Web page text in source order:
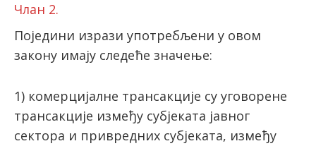
Члан 2.
Поједини изрази употребљени у овом
закону имају следеће значење:
1) комерцијалне трансакције су уговорене
трансакције између субјеката јавног
сектора и привредних субјеката, између